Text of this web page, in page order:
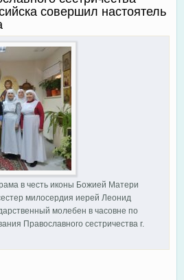
совершил настоятель
в честь иконы Божией Матери
милосердия иерей Леонид
молебен в часовне по
Православного сестричества г.